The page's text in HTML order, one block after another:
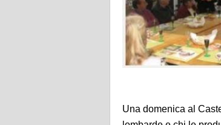
Una domenica al